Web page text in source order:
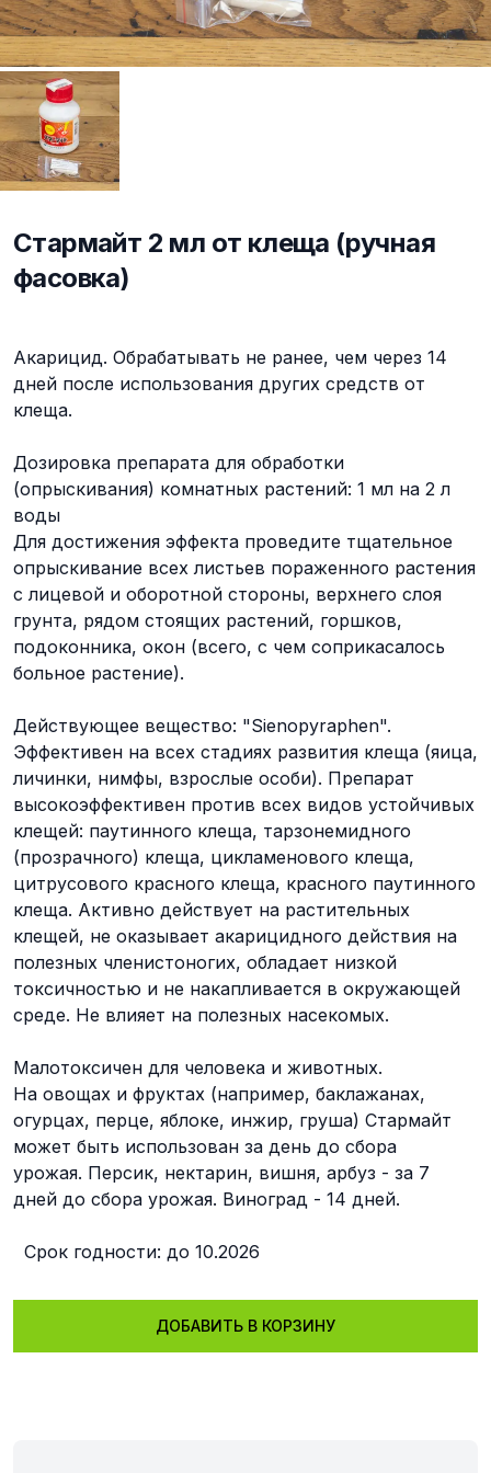
Стармайт 2 мл от клеща (ручная
фасовка)
Акарицид. Обрабатывать не ранее, чем через 14
дней после использования других средств от
клеща.
Дозировка препарата для обработки
(опрыскивания) комнатных растений: 1 мл на 2 л
воды
Для достижения эффекта проведите тщательное
опрыскивание всех листьев пораженного растения
с лицевой и оборотной стороны, верхнего слоя
грунта, рядом стоящих растений, горшков,
подоконника, окон (всего, с чем соприкасалось
больное растение).
Действующее вещество: "Sienopyraphen".
Эффективен на всех стадиях развития клеща (яица,
личинки, нимфы, взрослые особи). Препарат
высокоэффективен против всех видов устойчивых
клещей: паутинного клеща, тарзонемидного
(прозрачного) клеща, цикламенового клеща,
цитрусового красного клеща, красного паутинного
клеща. Активно действует на растительных
клещей, не оказывает акарицидного действия на
полезных членистоногих, обладает низкой
токсичностью и не накапливается в окружающей
среде. Не влияет на полезных насекомых.
Малотоксичен для человека и животных.
На овощах и фруктах (например, баклажанах,
огурцах, перце, яблоке, инжир, груша) Стармайт
может быть использован за день до сбора
урожая. Персик, нектарин, вишня, арбуз - за 7
дней до сбора урожая. Виноград - 14 дней.
Срок годности: до 10.2026
ДОБАВИТЬ В КОРЗИНУ